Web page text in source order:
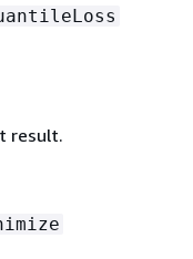
result.